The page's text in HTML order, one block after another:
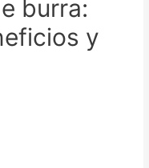
burra:
y